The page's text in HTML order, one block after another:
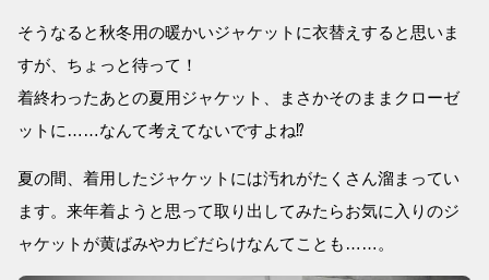
そうなると秋冬用の暖かいジャケットに衣替えすると思いま
すが、ちょっと待って！
着終わったあとの夏用ジャケット、まさかそのままクローゼ
ットに……なんて考えてないですよね⁉
夏の間、着用したジャケットには汚れがたくさん溜まってい
ます。来年着ようと思って取り出してみたらお気に入りのジ
ャケットが黄ばみやカビだらけなんてことも……。